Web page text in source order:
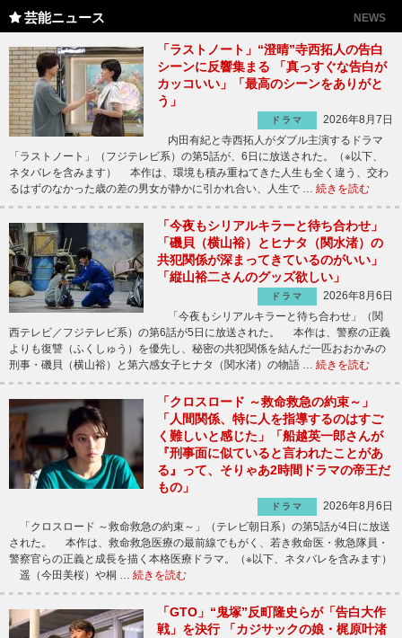
芸能ニュース NEWS
「ラストノート」“澄晴”寺西拓人の告白
シーンに反響集まる 「真っすぐな告白が
カッコいい」「最高のシーンをありがと
う」
ドラマ
2026年8月7日
内田有紀と寺西拓人がダブル主演するドラマ
「ラストノート」（フジテレビ系）の第5話が、6日に放送された。（※以下、
ネタバレを含みます） 本作は、環境も積み重ねてきた人生も全く違う、交わ
るはずのなかった歳の差の男女が静かに引かれ合い、人生で … 続きを読む
「今夜もシリアルキラーと待ち合わせ」
「磯貝（横山裕）とヒナタ（関水渚）の
共犯関係が深まってきているのがいい」
「縦山裕二さんのグッズ欲しい」
ドラマ
2026年8月6日
「今夜もシリアルキラーと待ち合わせ」（関
西テレビ／フジテレビ系）の第6話が5日に放送された。 本作は、警察の正義
よりも復讐（ふくしゅう）を優先し、秘密の共犯関係を結んだ一匹おおかみの
刑事・磯貝（横山裕）と第六感女子ヒナタ（関水渚）の物語 … 続きを読む
「クロスロード ～救命救急の約束～」
「人間関係、特に人を指導するのはすご
く難しいと感じた」「船越英一郎さんが
『刑事面に似ていると言われたことがあ
る』って、そりゃあ2時間ドラマの帝王だ
もの」
ドラマ
2026年8月6日
「クロスロード ～救命救急の約束～」（テレビ朝日系）の第5話が4日に放送
された。 本作は、救命救急医療の最前線でもがく、若き救命医・救急隊員・
警察官らの正義と成長を描く本格医療ドラマ。（※以下、ネタバレを含みます）
遥（今田美桜）や桐 … 続きを読む
「GTO」“鬼塚”反町隆史らが「告白大作
戦」を決行 「カジサックの娘・梶原叶渚